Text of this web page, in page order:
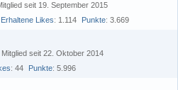
seit 19. September 2015
Erhaltene Likes 1.114 Punkte 3.669
Mitglied seit 22. Oktober 2014
44 Punkte 5.996